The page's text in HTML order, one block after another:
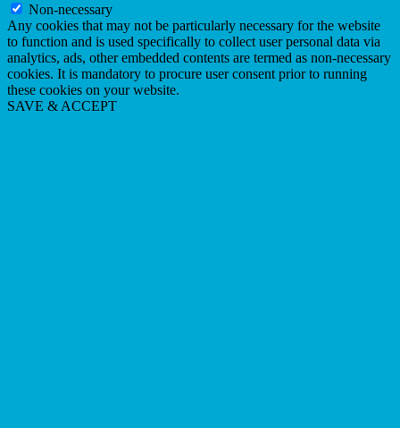
Non-necessary
Any cookies that may not be particularly necessary for the website
to function and is used specifically to collect user personal data via
analytics, ads, other embedded contents are termed as non-necessary
cookies. It is mandatory to procure user consent prior to running
these cookies on your website.
SAVE & ACCEPT